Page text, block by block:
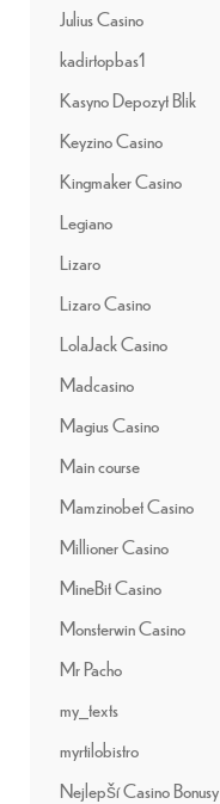
Julius Casino
kadirtopbas1
Kasyno Depozyt Blik
Keyzino Casino
Kingmaker Casino
Legiano
Lizaro
Lizaro Casino
LolaJack Casino
Madcasino
Magius Casino
Main course
Mamzinobet Casino
Millioner Casino
MineBit Casino
Monsterwin Casino
Mr Pacho
my_texts
myrtilobistro
Nejlepší Casino Bonusy